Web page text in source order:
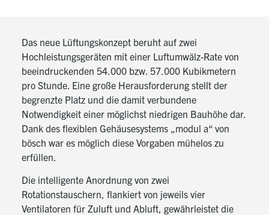
Das neue Lüftungskonzept beruht auf zwei
Hochleistungsgeräten mit einer Luftumwälz-Rate von
beeindruckenden 54.000 bzw. 57.000 Kubikmetern
pro Stunde. Eine große Herausforderung stellt der
begrenzte Platz und die damit verbundene
Notwendigkeit einer möglichst niedrigen Bauhöhe dar.
Dank des flexiblen Gehäusesystems „modul a“ von
bösch war es möglich diese Vorgaben mühelos zu
erfüllen.
Die intelligente Anordnung von zwei
Rotationstauschern, flankiert von jeweils vier
Ventilatoren für Zuluft und Abluft, gewährleistet die